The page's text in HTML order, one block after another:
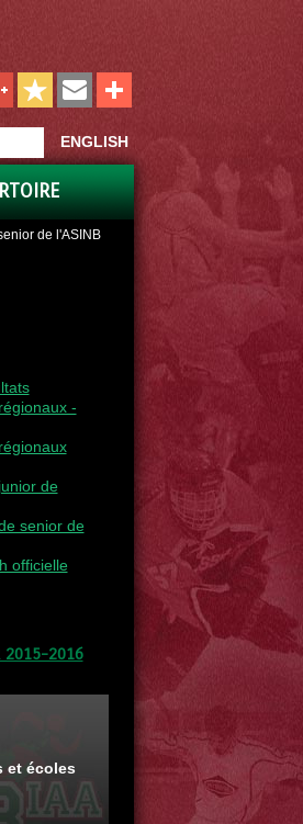
ENGLISH
de l'ASINB
-
de
senior de
officielle
2015-2016
et écoles